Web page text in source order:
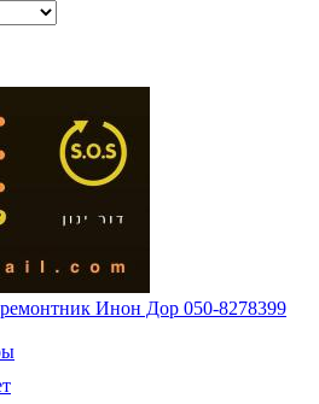
Инон Дор 050-8278399